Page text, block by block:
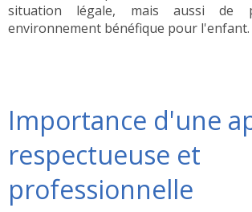
situation légale, mais aussi de
environnement bénéfique pour l'enfant.
Importance d'une
respectueuse et
professionnelle